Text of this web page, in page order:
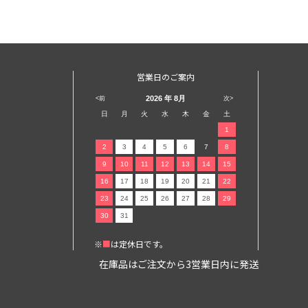
営業日のご案内
<前 次>
2026 年 8月
日 月 火 水 木 金 土
1
2 3 4 5 6 7 8
9 10 11 12 13 14 15
16 17 18 19 20 21 22
23 24 25 26 27 28 29
30 31
※■は定休日です。
在庫品はご注文から3営業日内に発送